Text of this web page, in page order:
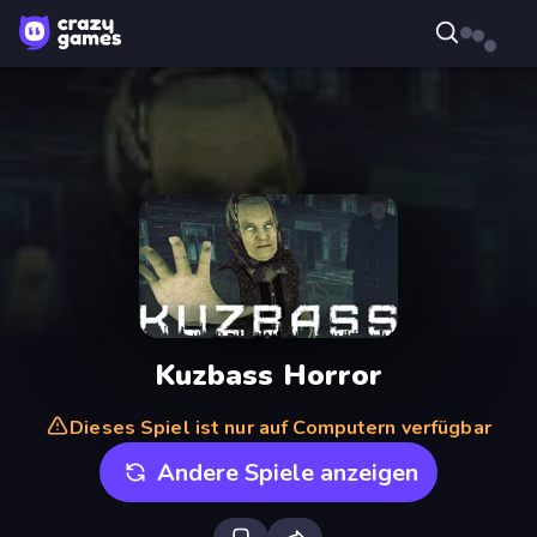
Kuzbass Horror
Dieses Spiel ist nur auf Computern verfügbar
Andere Spiele anzeigen